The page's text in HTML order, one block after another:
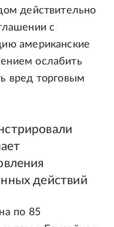
действительно
с
американские
ослабить
вред торговым
действий
по 85